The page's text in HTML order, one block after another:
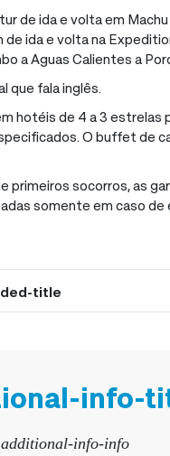
de ida e volta em Machu
ida e volta na
a Aguas Calientes a
que fala inglês.
hotéis de 4 a 3 estrelas
O buffet de
primeiros socorros, as
somente em caso de
title
info-
additional-info-info